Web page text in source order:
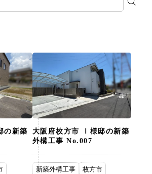
の新築
大阪府枚方市 Ⅰ様邸の新築
外構工事 No.007
新築外構工事
枚方市